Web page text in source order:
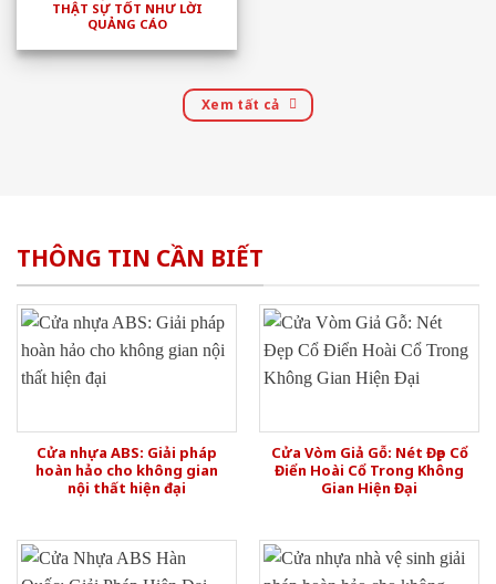
THẬT SỰ TỐT NHƯ LỜI
QUẢNG CÁO
Xem tất cả
THÔNG TIN CẦN BIẾT
Cửa nhựa ABS: Giải pháp
hoàn hảo cho không gian
nội thất hiện đại
Cửa Vòm Giả Gỗ: Nét Đẹp Cổ
Điển Hoài Cổ Trong Không
Gian Hiện Đại